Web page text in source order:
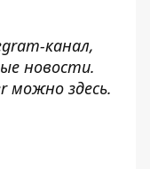
канал,
новости.
можно здесь.